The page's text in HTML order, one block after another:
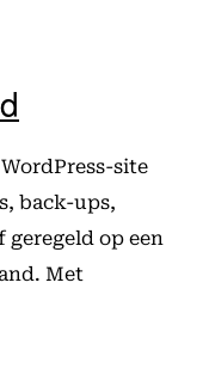
site
back-ups,
op een
Met